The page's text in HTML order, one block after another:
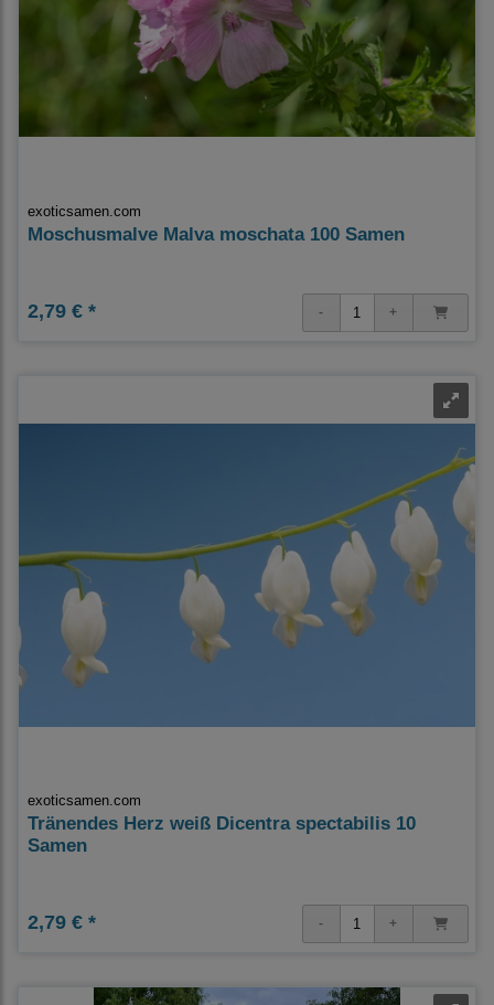
exoticsamen.com
Moschusmalve Malva moschata 100 Samen
2,79 € *
exoticsamen.com
Tränendes Herz weiß Dicentra spectabilis 10
Samen
2,79 € *